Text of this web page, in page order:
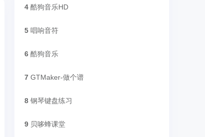
4 酷狗音乐HD
5 唱响音符
6 酷狗音乐
7 GTMaker-做个谱
8 钢琴键盘练习
9 贝哆蜂课堂